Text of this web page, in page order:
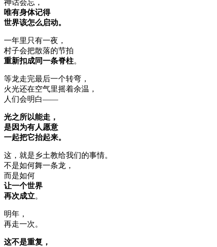
神话会忘，
唯有身体记得
世界该怎么启动。
一年里只有一夜，
村子会把散落的节拍
重新扣成同一条脊柱。
等龙走完最后一个转弯，
火光还在空气里摇着余温，
人们会明白——
光之所以能走，
是因为有人愿意
一起把它抬起来。
这，就是乡土教给我们的事情。
不是如何舞一条龙，
而是如何
让一个世界
再次成立。
明年，
再走一次。
这不是重复，